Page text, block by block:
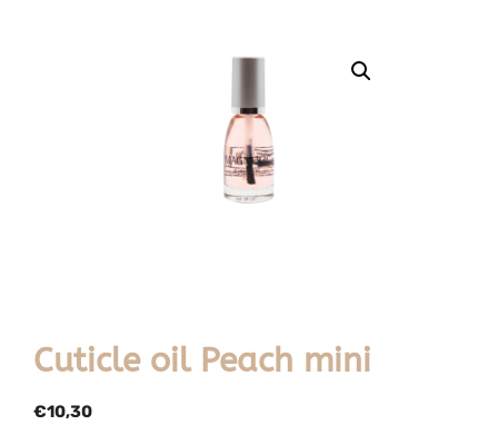
Cuticle oil Peach mini
€10,30